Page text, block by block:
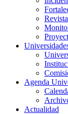
Agenda
Actualidad